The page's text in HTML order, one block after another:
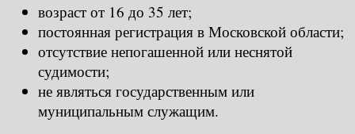
возраст от 16 до 35 лет;
постоянная регистрация в Московской области;
отсутствие непогашенной или неснятой
судимости;
не являться государственным или
муниципальным служащим.